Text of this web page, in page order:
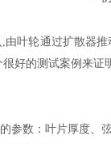
,由叶轮通过扩散器
好的测试案例来证
参数 ： 叶片厚度、